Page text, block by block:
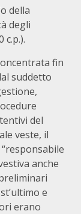
della
degli
c.p.).
fin
suddetto
del
veste, il
anche
e
erano